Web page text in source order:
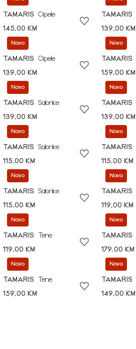
TAMARIS
Cipele
145,00 KM
TAMARIS
139,00 KM
Novo
TAMARIS
Cipele
139,00 KM
Novo
TAMARIS
159,00 KM
Novo
TAMARIS
Salonke
139,00 KM
Novo
TAMARIS
139,00 KM
Novo
TAMARIS
Salonke
115,00 KM
Novo
TAMARIS
115,00 KM
Novo
TAMARIS
Salonke
115,00 KM
Novo
TAMARIS
119,00 KM
Novo
TAMARIS
Tene
119,00 KM
Novo
TAMARIS
179,00 KM
Novo
TAMARIS
Tene
159,00 KM
Novo
TAMARIS
149,00 KM